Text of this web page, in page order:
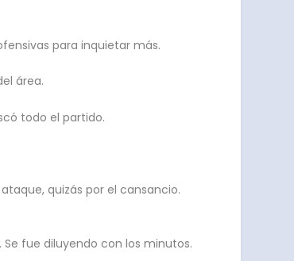
para inquietar más.
área.
todo el partido.
quizás por el cansancio.
fue diluyendo con los minutos.